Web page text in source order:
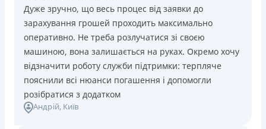
кредиту
Даруються знижки до -99% постійним клієнтам на
майбутні кредити згідно з програмою лояльності
Програма лояльності для постійних клієнтів
Цілодобова підтримка в Viber, Telegram, Facebook
Недоліки
Нема кредиту для юросіб (ФОП)
Дуже зручно, що весь процес від заявки до
зарахування грошей проходить максимально
оперативно. Не треба розлучатися зі своєю
машиною, вона залишається на руках. Окремо хочу
відзначити роботу служби підтримки: терпляче
пояснили всі нюанси погашення і допомогли
розібратися з додатком
Андрій, Київ